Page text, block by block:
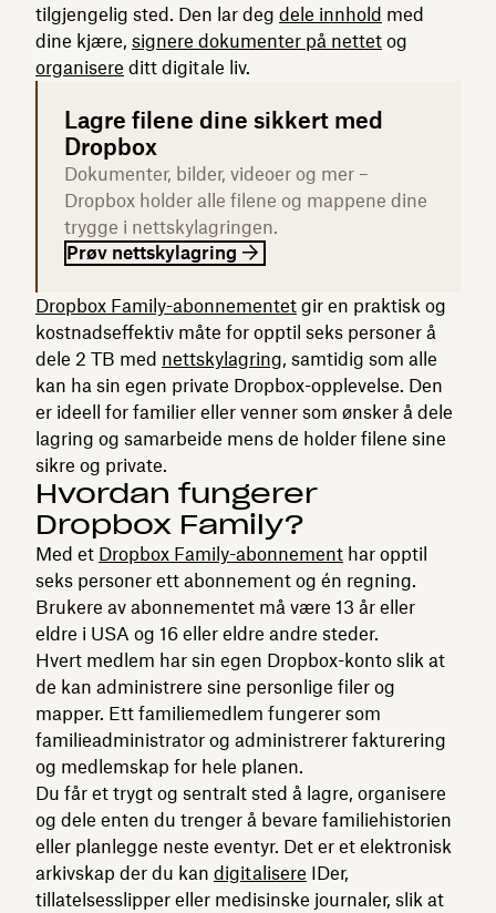
tilgjengelig sted. Den lar deg dele innhold med
dine kjære, signere dokumenter på nettet og
organisere ditt digitale liv.
Lagre filene dine sikkert med
Dropbox
Dokumenter, bilder, videoer og mer –
Dropbox holder alle filene og mappene dine
trygge i nettskylagringen.
Prøv nettskylagring
Dropbox Family-abonnementet gir en praktisk og
kostnadseffektiv måte for opptil seks personer å
dele 2 TB med nettskylagring, samtidig som alle
kan ha sin egen private Dropbox-opplevelse. Den
er ideell for familier eller venner som ønsker å dele
lagring og samarbeide mens de holder filene sine
sikre og private.
Hvordan fungerer
Dropbox Family?
Med et Dropbox Family-abonnement har opptil
seks personer ett abonnement og én regning.
Brukere av abonnementet må være 13 år eller
eldre i USA og 16 eller eldre andre steder.
Hvert medlem har sin egen Dropbox-konto slik at
de kan administrere sine personlige filer og
mapper. Ett familiemedlem fungerer som
familieadministrator og administrerer fakturering
og medlemskap for hele planen.
Du får et trygt og sentralt sted å lagre, organisere
og dele enten du trenger å bevare familiehistorien
eller planlegge neste eventyr. Det er et elektronisk
arkivskap der du kan digitalisere IDer,
tillatelsesslipper eller medisinske journaler, slik at